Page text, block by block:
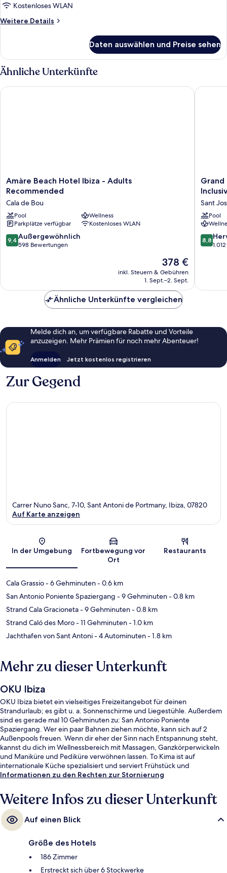
Kostenloses WLAN
Weitere Details
Weitere
Daten auswählen und Preise sehen
Ähnliche Unterkünfte
Amàre
Beach
Ibiza
-
Adults
Recommended
Cala
Amàre Beach Hotel Ibiza - Adults
Recommended
Cala de Bou
Pool
Wellness
Parkplätze verfügbar
Kostenloses WLAN
9.4
von
9,4 Außergewöhnlich
598 Bewertungen
Der
Preis
beträgt
378 €
inkl. Steuern & Gebühren
1. Sept.–2. Sept.
Amàre Beach Hotel Ibiza - Adults Recommended
Grand
Palace
Ibiza
-
All
Inclusive
Talaia
Grand
Sant
Pool
8.8
von
8,8
Grand
Ähnliche Unterkünfte vergleichen
Melde dich an, um verfügbare Rabatte und Vorteile
anzuzeigen. Mehr Prämien für noch mehr Abenteuer!
Anmelden Jetzt kostenlos registrieren
Zur Gegend
Karte
Carrer Nuno Sanc, 7-10, Sant Antoni de Portmany, Ibiza, 07820
Auf Karte anzeigen
In der Umgebung
Fortbewegung vor
Ort
Restaurants
Cala Grassio- 6 Gehminuten- 0.6 km
San Antonio Poniente Spaziergang - 9 Gehminuten- 0.8 km
Strand Cala Gracioneta- 9 Gehminuten- 0.8 km
Strand Caló des Moro- 11 Gehminuten- 1.0 km
Jachthafen von Sant Antoni- 4 Autominuten- 1.8 km
Mehr zu dieser Unterkunft
OKU Ibiza
OKU Ibiza bietet ein vielseitiges Freizeitangebot für deinen
Strandurlaub; es gibt u. a. Sonnenschirme und Liegestühle. Außerdem
sind es gerade mal 10 Gehminuten zu: San Antonio Poniente
Spaziergang. Wer ein paar Bahnen ziehen möchte, kann sich auf 2
Außenpools freuen. Wenn dir eher der Sinn nach Entspannung steht,
kannst du dich im Wellnessbereich mit Massagen, Ganzkörperwickeln
und Maniküre und Pediküre verwöhnen lassen. To Kima ist auf
internationale Küche spezialisiert und serviert Frühstück und
Mittagessen. Als weitere Highlights bietet dieses Hotel im luxuriösen
Reisende haben viel Gutes über das hilfsbereite Personal zu berichten.
Informationen zu den Rechten zur Stornierung
Weitere Infos zu dieser Unterkunft
Auf einen Blick
Größe des Hotels
186 Zimmer
Erstreckt sich über 6 Stockwerke